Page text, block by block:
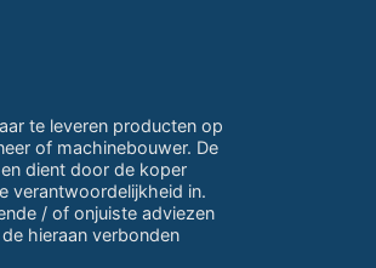
te leveren producten op
of machinebouwer. De
dient door de koper
verantwoordelijkheid in.
/ of onjuiste adviezen
hieraan verbonden